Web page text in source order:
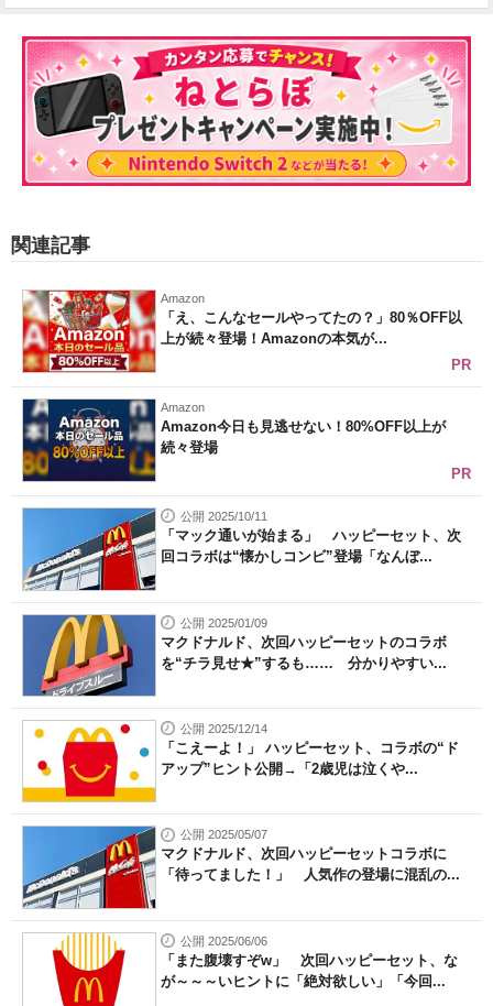
関連記事
Amazon
「え、こんなセールやってたの？」80％OFF以
上が続々登場！Amazonの本気が...
PR
Amazon
Amazon今日も見逃せない！80%OFF以上が
続々登場
PR
公開 2025/10/11
「マック通いが始まる」 ハッピーセット、次
回コラボは“懐かしコンビ”登場「なんぼ...
公開 2025/01/09
マクドナルド、次回ハッピーセットのコラボ
を“チラ見せ★”するも…… 分かりやすい...
公開 2025/12/14
「こえーよ！」 ハッピーセット、コラボの“ド
アップ”ヒント公開→「2歳児は泣くや...
公開 2025/05/07
マクドナルド、次回ハッピーセットコラボに
「待ってました！」 人気作の登場に混乱の...
公開 2025/06/06
「また腹壊すぞw」 次回ハッピーセット、な
が～～～いヒントに「絶対欲しい」「今回...